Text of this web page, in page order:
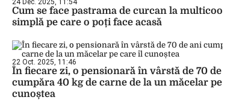
24 Dec. 2025, 11:54
Cum se face pastrama de curcan la
simplă pe care o poți face acasă
22 Oct. 2025, 11:46
În fiecare zi, o pensionară în vârstă de 70 de ani
cumpăra 40 kg de carne de la un măcelar pe
cunoștea